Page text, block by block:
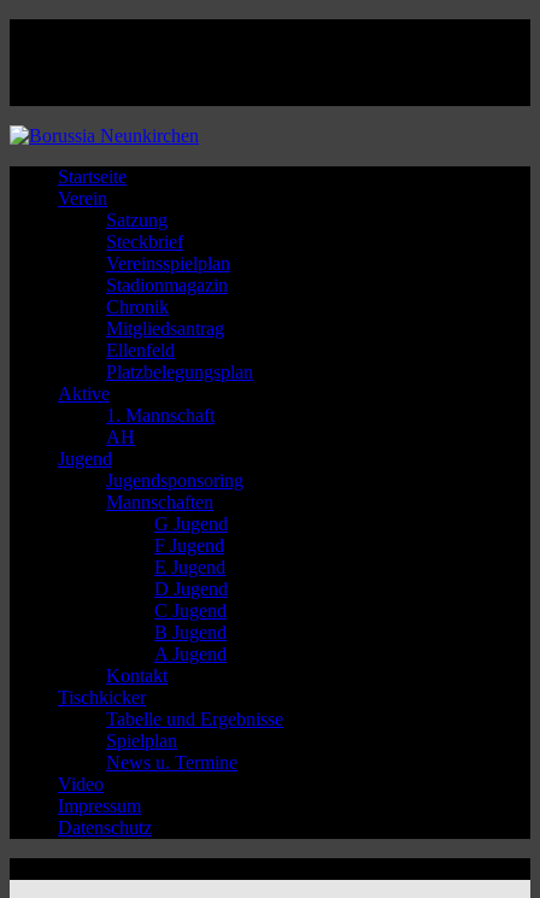
Startseite
Verein
Satzung
Steckbrief
Vereinsspielplan
Stadionmagazin
Chronik
Mitgliedsantrag
Ellenfeld
Platzbelegungsplan
Aktive
1. Mannschaft
AH
Jugend
Jugendsponsoring
Mannschaften
G Jugend
F Jugend
E Jugend
D Jugend
C Jugend
B Jugend
A Jugend
Kontakt
Tischkicker
Tabelle und Ergebnisse
Spielplan
News u. Termine
Video
Impressum
Datenschutz